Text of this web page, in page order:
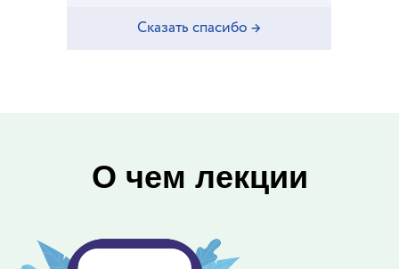
Сказать спасибо →
О чем лекции